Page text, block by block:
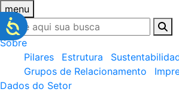
menu
Sobre
Pilares
Estrutura
Grupos de Relacionamento
Dados do Setor